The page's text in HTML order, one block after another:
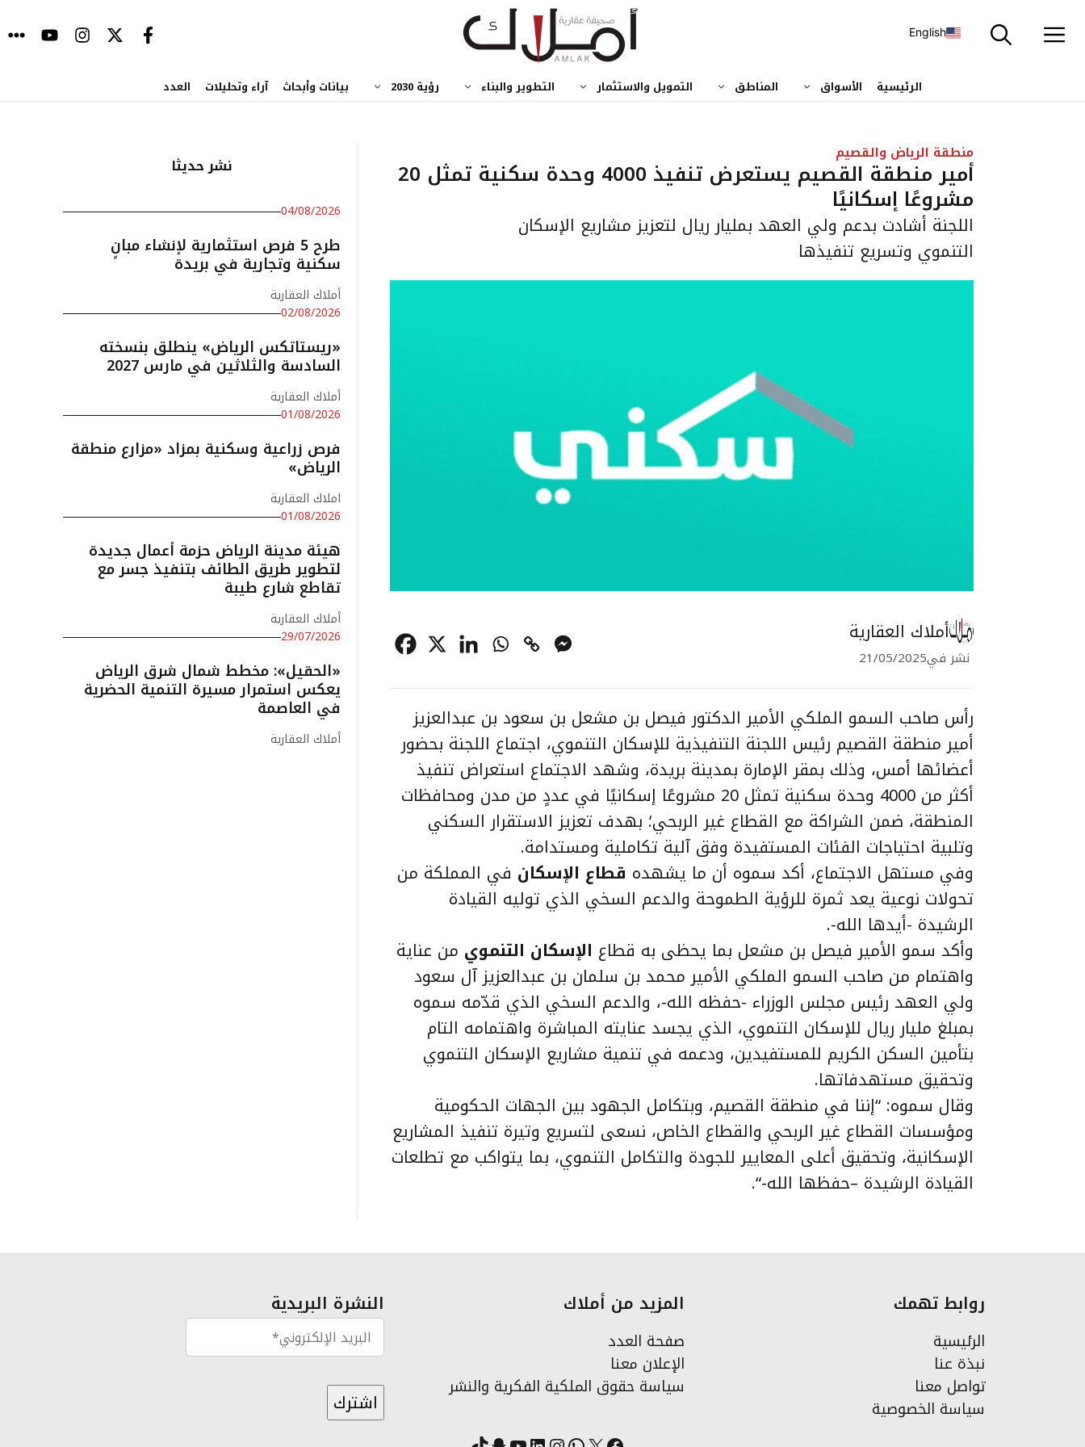
إلى
English
الرئيسية الأسواق المناطق التمويل والاستثمار التطوير والبناء رؤية 2030 بيانات وأبحاث آراء وتحليلات العدد
منطقة الرياض والقصيم
أمير منطقة القصيم يستعرض تنفيذ 4000 وحدة سكنية تمثل 20
مشروعًا إسكانيًا
اللجنة أشادت بدعم ولي العهد بمليار ريال لتعزيز مشاريع الإسكان
التنموي وتسريع تنفيذها
أملاك العقارية
نشر في21/05/2025
رأس صاحب السمو الملكي الأمير الدكتور فيصل بن مشعل بن سعود بن عبدالعزيز
أمير منطقة القصيم رئيس اللجنة التنفيذية للإسكان التنموي، اجتماع اللجنة بحضور
أعضائها أمس، وذلك بمقر الإمارة بمدينة بريدة، وشهد الاجتماع استعراض تنفيذ
أكثر من 4000 وحدة سكنية تمثل 20 مشروعًا إسكانيًا في عددٍ من مدن ومحافظات
المنطقة، ضمن الشراكة مع القطاع غير الربحي؛ بهدف تعزيز الاستقرار السكني
وتلبية احتياجات الفئات المستفيدة وفق آلية تكاملية ومستدامة.
وفي مستهل الاجتماع، أكد سموه أن ما يشهده قطاع الإسكان في المملكة من
تحولات نوعية يعد ثمرة للرؤية الطموحة والدعم السخي الذي توليه القيادة
الرشيدة -أيدها الله-.
وأكد سمو الأمير فيصل بن مشعل بما يحظى به قطاع الإسكان التنموي من عناية
واهتمام من صاحب السمو الملكي الأمير محمد بن سلمان بن عبدالعزيز آل سعود
ولي العهد رئيس مجلس الوزراء -حفظه الله-، والدعم السخي الذي قدّمه سموه
بمبلغ مليار ريال للإسكان التنموي، الذي يجسد عنايته المباشرة واهتمامه التام
بتأمين السكن الكريم للمستفيدين، ودعمه في تنمية مشاريع الإسكان التنموي
وتحقيق مستهدفاتها.
وقال سموه: “إننا في منطقة القصيم، وبتكامل الجهود بين الجهات الحكومية
ومؤسسات القطاع غير الربحي والقطاع الخاص، نسعى لتسريع وتيرة تنفيذ المشاريع
الإسكانية، وتحقيق أعلى المعايير للجودة والتكامل التنموي، بما يتواكب مع تطلعات
القيادة الرشيدة –حفظها الله-“.
نشر حديثا
04/08/2026
طرح 5 فرص استثمارية لإنشاء مبانٍ
سكنية وتجارية في بريدة
أملاك العقارية
02/08/2026
«ريستاتكس الرياض» ينطلق بنسخته
السادسة والثلاثين في مارس 2027
أملاك العقارية
01/08/2026
فرص زراعية وسكنية بمزاد «مزارع منطقة
الرياض»
املاك العقارية
01/08/2026
هيئة مدينة الرياض حزمة أعمال جديدة
لتطوير طريق الطائف بتنفيذ جسر مع
تقاطع شارع طيبة
أملاك العقارية
29/07/2026
«الحقيل»: مخطط شمال شرق الرياض
يعكس استمرار مسيرة التنمية الحضرية
في العاصمة
أملاك العقارية
روابط تهمك
الرئيسية
نبذة عنا
تواصل معنا
سياسة الخصوصية
المزيد من أملاك
صفحة العدد
الإعلان معنا
سياسة حقوق الملكية الفكرية والنشر
النشرة البريدية